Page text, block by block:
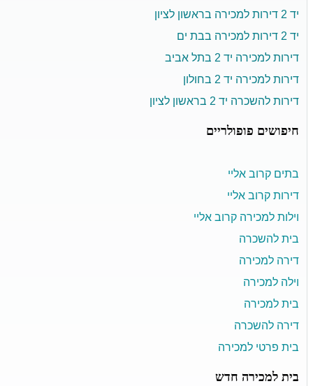
יד 2 דירות למכירה בראשון לציון
יד 2 דירות למכירה בבת ים
דירות למכירה יד 2 בתל אביב
דירות למכירה יד 2 בחולון
דירות להשכרה יד 2 בראשון לציון
חיפושים פופולריים
בתים קרוב אליי
דירות קרוב אליי
וילות למכירה קרוב אליי
בית להשכרה
דירה למכירה
וילה למכירה
בית למכירה
דירה להשכרה
בית פרטי למכירה
בית למכירה חדש